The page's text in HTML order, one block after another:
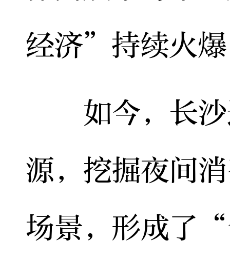
经济”持续火
如今，长沙
源，挖掘夜间
场景，形成了